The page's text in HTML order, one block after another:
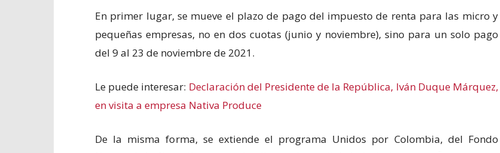
En primer lugar, se mueve el plazo de pago del impuesto de renta para las micro y
pequeñas empresas, no en dos cuotas (junio y noviembre), sino para un solo pago
del 9 al 23 de noviembre de 2021.
Le puede interesar: Declaración del Presidente de la República, Iván Duque Márquez,
en visita a empresa Nativa Produce
De la misma forma, se extiende el programa Unidos por Colombia, del Fondo